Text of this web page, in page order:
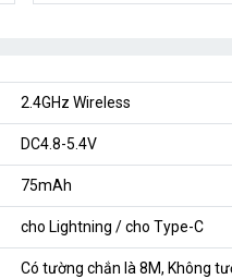
2.4GHz Wireless
DC4.8-5.4V
75mAh
cho Lightning / cho Type-C
Có tường chắn là 8M, Không